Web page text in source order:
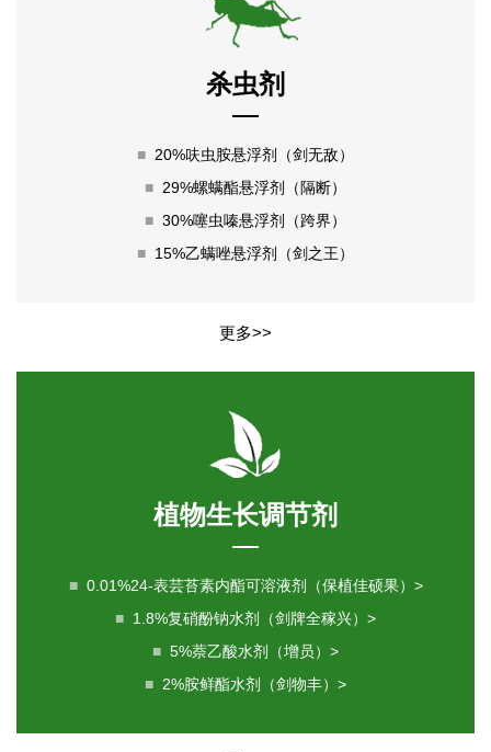
杀虫剂
■ 20%呋虫胺悬浮剂（剑无敌）
■ 29%螺螨酯悬浮剂（隔断）
■ 30%噻虫嗪悬浮剂（跨界）
■ 15%乙螨唑悬浮剂（剑之王）
更多>>
植物生长调节剂
■ 0.01%24-表芸苔素内酯可溶液剂（保植佳硕果）>
■ 1.8%复硝酚钠水剂（剑牌全稼兴）>
■ 5%萘乙酸水剂（增员）>
■ 2%胺鲜酯水剂（剑物丰）>